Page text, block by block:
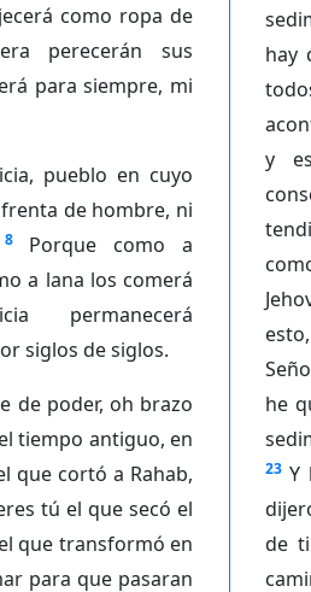
como ropa de
perecerán sus
para siempre, mi
pueblo en cuyo
de hombre, ni
8
Porque como a
a lana los comerá
permanecerá
siglos de siglos.
de poder, oh brazo
tiempo antiguo, en
que cortó a Rahab,
tú el que secó el
que transformó en
para que pasaran
hay
y
he
23 Y
de